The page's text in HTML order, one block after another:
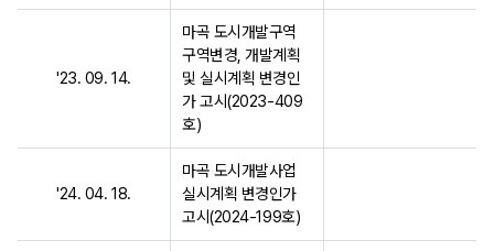
'23. 09. 14.
마곡 도시개발구역
구역변경, 개발계획
및 실시계획 변경인
가 고시(2023-409
호)
'24. 04. 18.
마곡 도시개발사업
실시계획 변경인가
고시(2024-199호)